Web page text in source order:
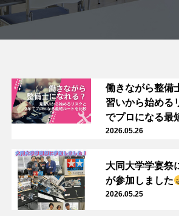
働きながら整備
習いから始める
でプロになる最
2026.05.26
大同大学学宴祭
が参加しました
2026.05.25